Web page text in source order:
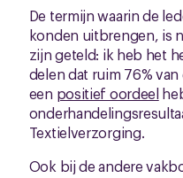
De termijn waarin de
konden uitbrengen, is
zijn geteld: ik heb het
delen dat ruim 76%
een positief oordeel
Textielverzorging.
Ook bij de andere